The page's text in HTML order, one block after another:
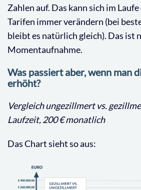
Zahlen auf. Das kann sich im
Tarifen immer verändern (bei
bleibt es natürlich gleich). Das ist
Momentaufnahme.
Was passiert aber, wenn man
erhöht?
Vergleich ungezillmert vs.
Laufzeit, 200 € monatlich
Das Chart sieht so aus: